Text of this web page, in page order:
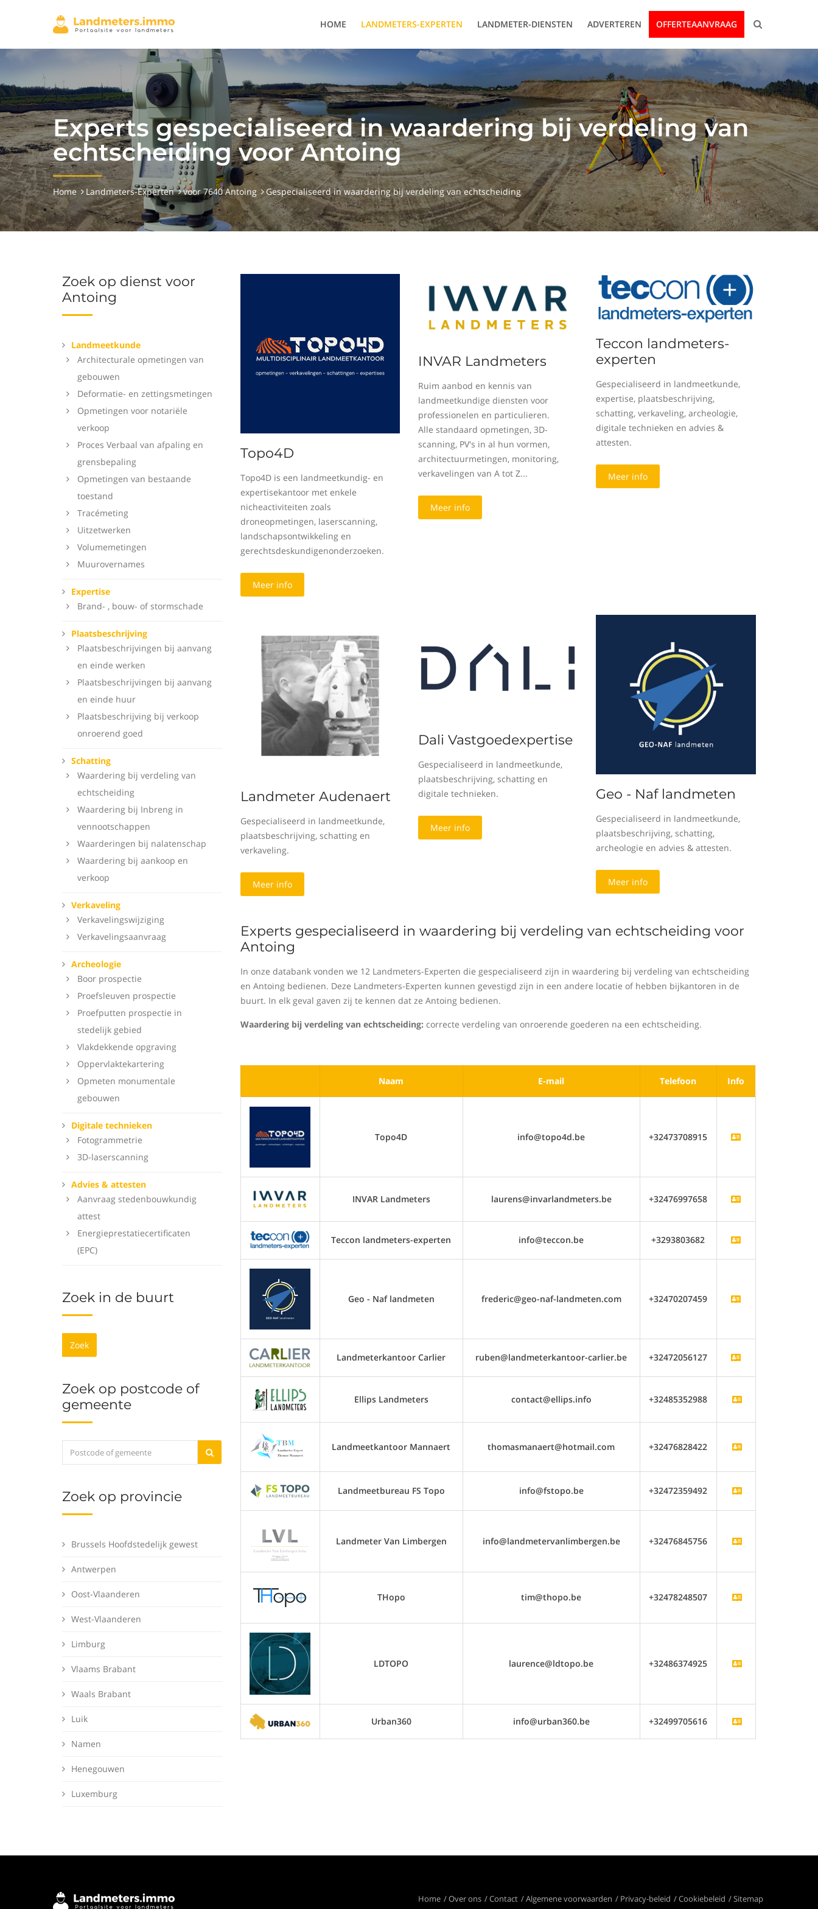
HOME LANDMETERS-EXPERTEN LANDMETER-DIENSTEN ADVERTEREN OFFERTEAANVRAAG
Experts gespecialiseerd in waardering bij verdeling van
echtscheiding voor Antoing
Home Landmeters-Experten voor 7640 Antoing Gespecialiseerd in waardering bij verdeling van echtscheiding
Zoek op dienst voor
Antoing
Landmeetkunde
Architecturale opmetingen van
gebouwen
Deformatie- en zettingsmetingen
Opmetingen voor notariële
verkoop
Proces Verbaal van afpaling en
grensbepaling
Opmetingen van bestaande
toestand
Tracémeting
Uitzetwerken
Volumemetingen
Muurovernames
Expertise
Brand- , bouw- of stormschade
Plaatsbeschrijving
Plaatsbeschrijvingen bij aanvang
en einde werken
Plaatsbeschrijvingen bij aanvang
en einde huur
Plaatsbeschrijving bij verkoop
onroerend goed
Schatting
Waardering bij verdeling van
echtscheiding
Waardering bij Inbreng in
vennootschappen
Waarderingen bij nalatenschap
Waardering bij aankoop en
verkoop
Verkaveling
Verkavelingswijziging
Verkavelingsaanvraag
Archeologie
Boor prospectie
Proefsleuven prospectie
Proefputten prospectie in
stedelijk gebied
Vlakdekkende opgraving
Oppervlaktekartering
Opmeten monumentale
gebouwen
Digitale technieken
Fotogrammetrie
3D-laserscanning
Advies & attesten
Aanvraag stedenbouwkundig
attest
Energieprestatiecertificaten
(EPC)
Zoek in de buurt
Zoek
Zoek op postcode of
gemeente
Zoek op provincie
Brussels Hoofdstedelijk gewest
Antwerpen
Oost-Vlaanderen
West-Vlaanderen
Limburg
Vlaams Brabant
Waals Brabant
Luik
Namen
Henegouwen
Luxemburg
Topo4D
Topo4D is een landmeetkundig- en
expertisekantoor met enkele
nicheactiviteiten zoals
droneopmetingen, laserscanning,
landschapsontwikkeling en
gerechtsdeskundigenonderzoeken.
Meer info
INVAR Landmeters
Ruim aanbod en kennis van
landmeetkundige diensten voor
professionelen en particulieren.
Alle standaard opmetingen, 3D-
scanning, PV's in al hun vormen,
architectuurmetingen, monitoring,
verkavelingen van A tot Z...
Meer info
Teccon landmeters-
experten
Gespecialiseerd in landmeetkunde,
expertise, plaatsbeschrijving,
schatting, verkaveling, archeologie,
digitale technieken en advies &
attesten.
Meer info
Landmeter Audenaert
Gespecialiseerd in landmeetkunde,
plaatsbeschrijving, schatting en
verkaveling.
Meer info
Dali Vastgoedexpertise
Gespecialiseerd in landmeetkunde,
plaatsbeschrijving, schatting en
digitale technieken.
Meer info
Geo - Naf landmeten
Gespecialiseerd in landmeetkunde,
plaatsbeschrijving, schatting,
archeologie en advies & attesten.
Meer info
Experts gespecialiseerd in waardering bij verdeling van echtscheiding voor
Antoing
In onze databank vonden we 12 Landmeters-Experten die gespecialiseerd zijn in waardering bij verdeling van echtscheiding
en Antoing bedienen. Deze Landmeters-Experten kunnen gevestigd zijn in een andere locatie of hebben bijkantoren in de
buurt. In elk geval gaven zij te kennen dat ze Antoing bedienen.
Waardering bij verdeling van echtscheiding: correcte verdeling van onroerende goederen na een echtscheiding.
Naam E-mail Telefoon Info
Topo4D info@topo4d.be +32473708915
INVAR Landmeters laurens@invarlandmeters.be +32476997658
Teccon landmeters-experten info@teccon.be +3293803682
Geo - Naf landmeten frederic@geo-naf-landmeten.com +32470207459
Landmeterkantoor Carlier ruben@landmeterkantoor-carlier.be +32472056127
Ellips Landmeters contact@ellips.info +32485352988
Landmeetkantoor Mannaert thomasmanaert@hotmail.com +32476828422
Landmeetbureau FS Topo info@fstopo.be +32472359492
Landmeter Van Limbergen info@landmetervanlimbergen.be +32476845756
THopo tim@thopo.be +32478248507
LDTOPO laurence@ldtopo.be +32486374925
Urban360 info@urban360.be +32499705616
Home Over ons Contact Algemene voorwaarden Privacy-beleid Cookiebeleid Sitemap